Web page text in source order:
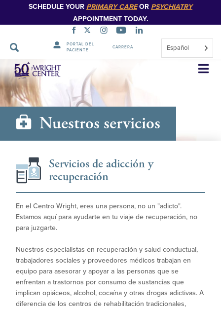
SCHEDULE YOUR PRIMARY CAREOR PSYCHIATRY
APPOINTMENT TODAY.
PORTAL DEL
PACIENTE
CARRERA Español
Saltar
navegación
Nuestros servicios
Servicios de adicción y
recuperación
En el Centro Wright, eres una persona, no un "adicto".
Estamos aquí para ayudarte en tu viaje de recuperación, no
para juzgarte.
Nuestros especialistas en recuperación y salud conductual,
trabajadores sociales y proveedores médicos trabajan en
equipo para asesorar y apoyar a las personas que se
enfrentan a trastornos por consumo de sustancias que
implican opiáceos, alcohol, cocaína y otras drogas adictivas. A
diferencia de los centros de rehabilitación tradicionales,